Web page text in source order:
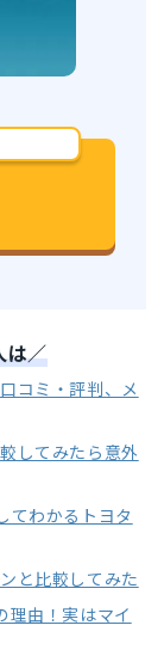
は／
コミ・評判、メ
してみたら意外
てわかるトヨタ
と比較してみた
理由！実はマイ